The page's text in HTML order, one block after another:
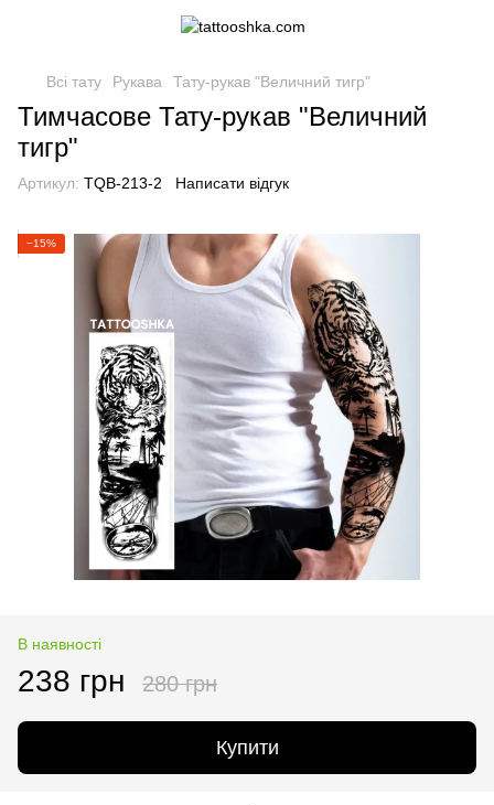
Всі тату Рукава Тату-рукав "Величний тигр"
Тимчасове Тату-рукав "Величний
тигр"
Артикул: TQB-213-2 Написати відгук
−15%
В наявності
238 грн 280 грн
Купити